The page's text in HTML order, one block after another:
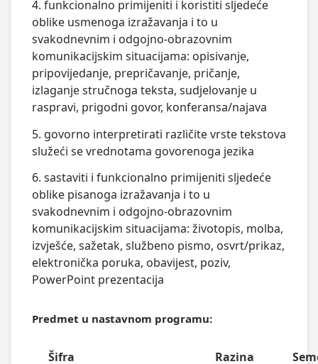
4. funkcionalno primijeniti i koristiti sljedeće
oblike usmenoga izražavanja i to u
svakodnevnim i odgojno-obrazovnim
komunikacijskim situacijama: opisivanje,
pripovijedanje, prepričavanje, pričanje,
izlaganje stručnoga teksta, sudjelovanje u
raspravi, prigodni govor, konferansa/najava
5. govorno interpretirati različite vrste tekstova
služeći se vrednotama govorenoga jezika
6. sastaviti i funkcionalno primijeniti sljedeće
oblike pisanoga izražavanja i to u
svakodnevnim i odgojno-obrazovnim
komunikacijskim situacijama: životopis, molba,
izvješće, sažetak, službeno pismo, osvrt/prikaz,
elektronička poruka, obavijest, poziv,
PowerPoint prezentacija
Predmet u nastavnom programu:
Šifra
Razina